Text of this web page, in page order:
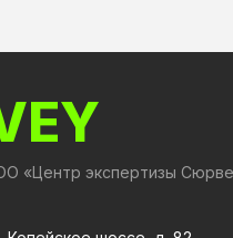
«Центр экспертизы